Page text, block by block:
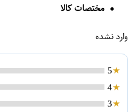
مختصات کالا
وارد نشده
5
4
3